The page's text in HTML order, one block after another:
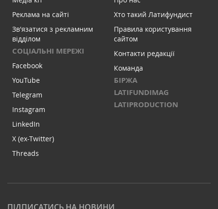
Реклама на сайті
Зв'язатися з рекламним
відділом
СОЦІАЛЬНІ МЕРЕЖІ
Facebook
YouTube
Telegram
Instagram
LinkedIn
X (ex-Twitter)
Threads
Хто такий Латифундист
Правила користування
сайтом
Контакти редакції
Команда
БІРЖА
LATIFUNDIMAG
LATIPRODUCTION